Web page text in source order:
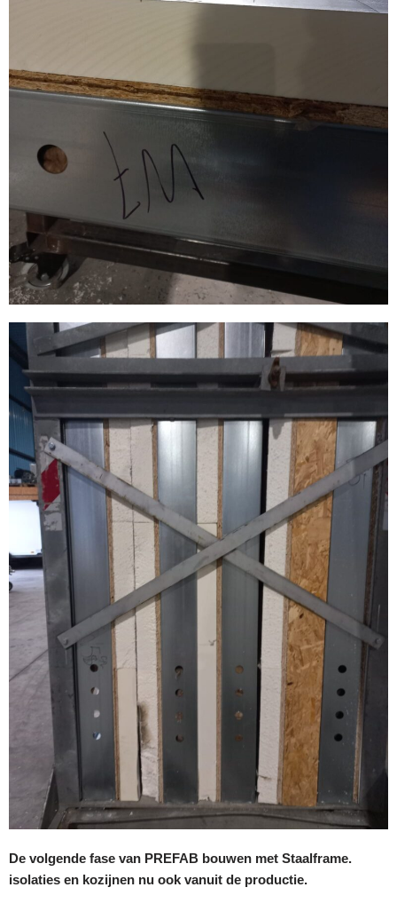
De volgende fase van PREFAB bouwen met Staalframe.
isolaties en kozijnen nu ook vanuit de productie.